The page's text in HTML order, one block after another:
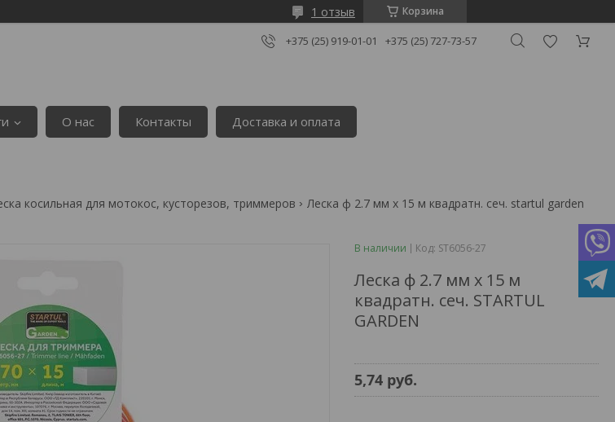
Корзина
1 отзыв
+375 (25) 919-01-01 +375 (25) 727-73-57
О нас Контакты Доставка и оплата
косильная для мотокос, кусторезов, триммеров Леска ф 2.7 мм х 15 м квадратн. сеч. startul garden
В наличии Код: ST6056-27
Леска ф 2.7 мм х 15 м
квадратн. сеч. STARTUL
GARDEN
5,74 руб.